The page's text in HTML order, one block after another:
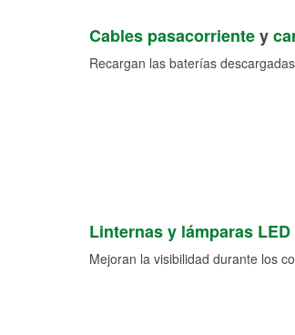
Cables pasacorrientey
Recargan las baterías
Linternas y lámparas LED
Mejoran la visibilidad durante los